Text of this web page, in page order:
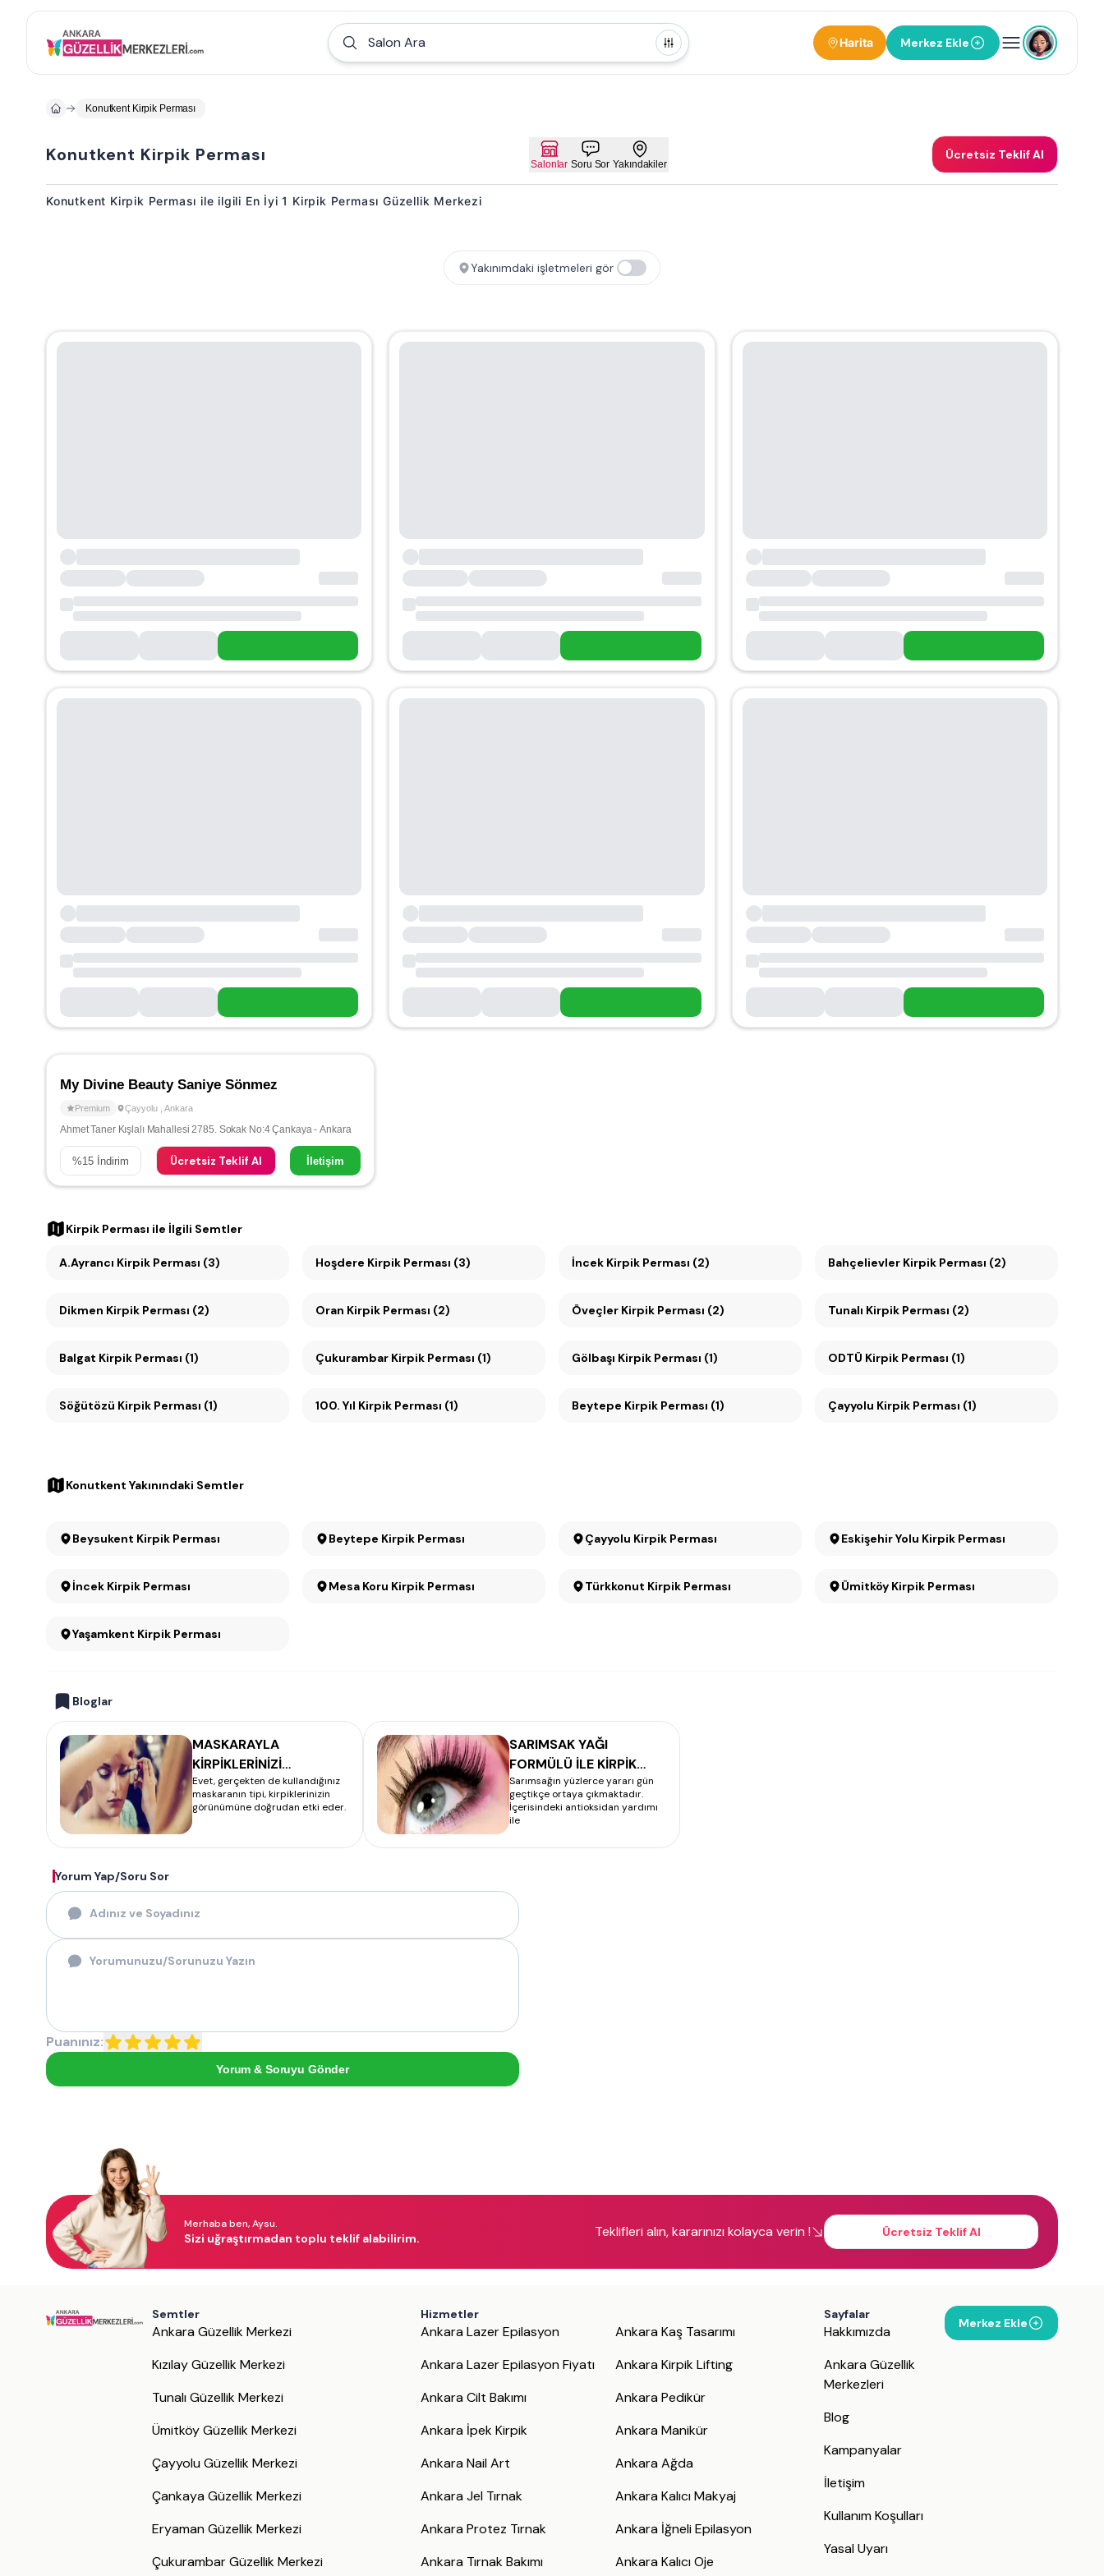
Salon Ara Harita Merkez Ekle
Konutkent Kirpik Perması
Konutkent Kirpik Perması Salonlar Soru Sor Yakındakiler
Ücretsiz Teklif Al
Konutkent Kirpik Perması ile ilgili En İyi 1 Kirpik Perması Güzellik Merkezi
Yakınımdaki işletmeleri gör
My Divine Beauty Saniye Sönmez
Premium Çayyolu Ankara
Ahmet Taner Kışlalı Mahallesi 2785. Sokak No:4 Çankaya - Ankara
%15 İndirim Ücretsiz Teklif Al İletişim
Kirpik Perması ile İlgili Semtler
A.Ayrancı Kirpik Perması (3) Hoşdere Kirpik Perması (3) İncek Kirpik Perması (2) Bahçelievler Kirpik Perması (2)
Dikmen Kirpik Perması (2) Oran Kirpik Perması (2) Öveçler Kirpik Perması (2) Tunalı Kirpik Perması (2)
Balgat Kirpik Perması (1) Çukurambar Kirpik Perması (1) Gölbaşı Kirpik Perması (1) ODTÜ Kirpik Perması (1)
Söğütözü Kirpik Perması (1) 100. Yıl Kirpik Perması (1) Beytepe Kirpik Perması (1) Çayyolu Kirpik Perması (1)
Konutkent Yakınındaki Semtler
Beysukent Kirpik Perması Beytepe Kirpik Perması Çayyolu Kirpik Perması Eskişehir Yolu Kirpik Perması
İncek Kirpik Perması Mesa Koru Kirpik Perması Türkkonut Kirpik Perması Ümitköy Kirpik Perması
Yaşamkent Kirpik Perması
Bloglar
MASKARAYLA
KİRPİKLERİNİZİ
KALINLAŞTIRMANIN
SIRRI
Evet, gerçekten de kullandığınız
maskaranın tipi, kirpiklerinizin
görünümüne doğrudan etki eder.
SARIMSAK YAĞI
FORMÜLÜ İLE KİRPİK
UZATMA
Sarımsağın yüzlerce yararı gün
geçtikçe ortaya çıkmaktadır.
İçerisindeki antioksidan yardımı
ile
Yorum Yap/Soru Sor
Puanınız:
Yorum & Soruyu Gönder
Merhaba ben, Aysu.
Sizi uğraştırmadan toplu teklif alabilirim. Teklifleri alın, kararınızı kolayca verin ! Ücretsiz Teklif Al
Semtler
Ankara Güzellik Merkezi
Kızılay Güzellik Merkezi
Tunalı Güzellik Merkezi
Ümitköy Güzellik Merkezi
Çayyolu Güzellik Merkezi
Çankaya Güzellik Merkezi
Eryaman Güzellik Merkezi
Çukurambar Güzellik Merkezi
Hizmetler
Ankara Lazer Epilasyon
Ankara Lazer Epilasyon Fiyatı
Ankara Cilt Bakımı
Ankara İpek Kirpik
Ankara Nail Art
Ankara Jel Tırnak
Ankara Protez Tırnak
Ankara Tırnak Bakımı
Ankara Kaş Tasarımı
Ankara Kirpik Lifting
Ankara Pedikür
Ankara Manikür
Ankara Ağda
Ankara Kalıcı Makyaj
Ankara İğneli Epilasyon
Ankara Kalıcı Oje
Sayfalar
Hakkımızda
Ankara Güzellik
Merkezleri
Blog
Kampanyalar
İletişim
Kullanım Koşulları
Yasal Uyarı
Merkez Ekle